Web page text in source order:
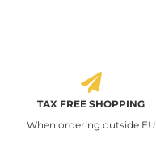
TAX FREE SHOPPING
When ordering outside EU